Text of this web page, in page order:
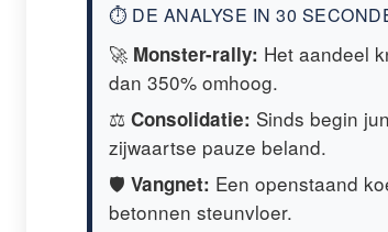
⏱️ DE ANALYSE IN 30
🚀 Monster-rally: Het aandeel
dan 350% omhoog.
⚖️ Consolidatie: Sinds begin
zijwaartse pauze beland.
🛡️ Vangnet: Een openstaand
betonnen steunvloer.